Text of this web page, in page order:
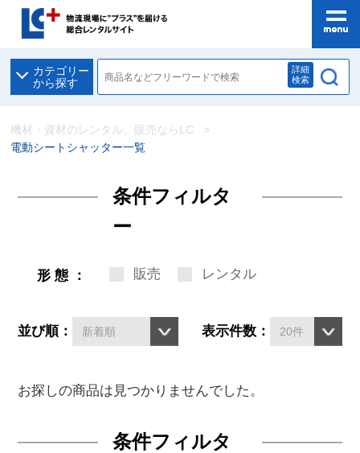
カテゴリー
から探す
詳細
検索
機材・資材のレンタル、販売ならLC
電動シートシャッター一覧
条件フィルタ
ー
形態： 販売 レンタル
並び順： 表示件数：
お探しの商品は見つかりませんでした。
条件フィルタ